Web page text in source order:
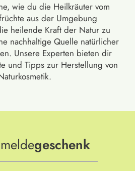
wie du die Heilkräuter vom
aus der Umgebung
heilende Kraft der Natur zu
nachhaltige Quelle natürlicher
Unsere Experten bieten dir
und Tipps zur Herstellung von
geschenk